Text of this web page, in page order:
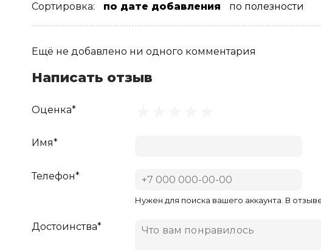
Сортировка: по дате добавления по полезности
Ещё не добавлено ни одного комментария
Написать отзыв
Оценка*
Имя*
Телефон*
Нужен для поиска вашего аккаунта. В
Достоинства*